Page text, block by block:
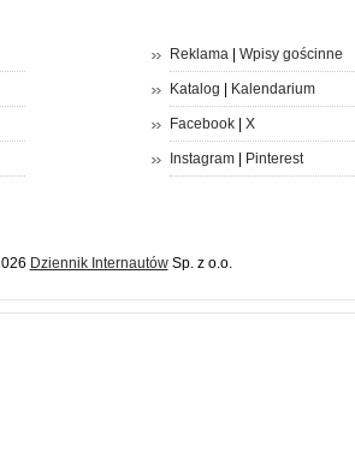
Reklama| Wpisy gościnne
Katalog Kalendarium
Facebook| X
Instagram| Pinterest
Dziennik InternautówSp. z o.o.